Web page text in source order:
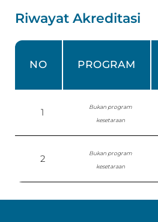
Riwayat Akreditasi
NO PROGRAM
1
Bukan program
kesetaraan
2
Bukan program
kesetaraan